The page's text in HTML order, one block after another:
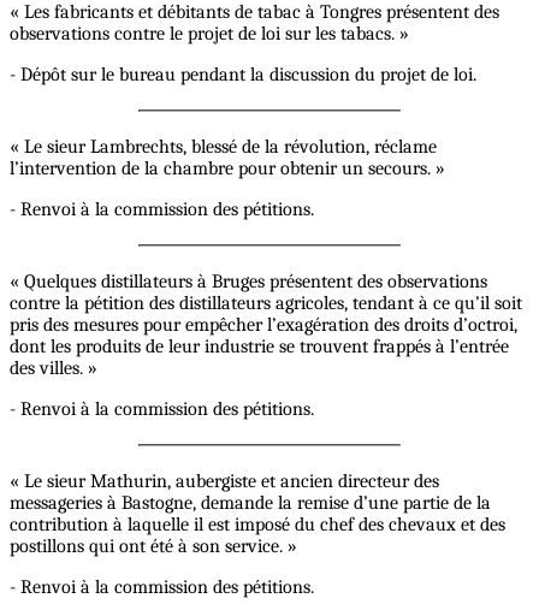
« Les fabricants et débitants de tabac à Tongres présentent des
observations contre le projet de loi sur les tabacs. »
- Dépôt sur le bureau pendant la discussion du projet de loi.
« Le sieur Lambrechts, blessé de la révolution, réclame
l’intervention de la chambre pour obtenir un secours. »
- Renvoi à la commission des pétitions.
« Quelques distillateurs à Bruges présentent des observations
contre la pétition des distillateurs agricoles, tendant à ce qu’il soit
pris des mesures pour empêcher l’exagération des droits d’octroi,
dont les produits de leur industrie se trouvent frappés à l’entrée
des villes. »
- Renvoi à la commission des pétitions.
« Le sieur Mathurin, aubergiste et ancien directeur des
messageries à Bastogne, demande la remise d’une partie de la
contribution à laquelle il est imposé du chef des chevaux et des
postillons qui ont été à son service. »
- Renvoi à la commission des pétitions.